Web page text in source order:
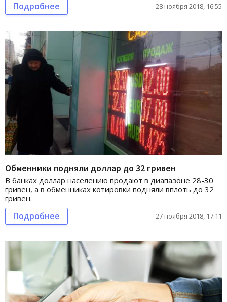
Подробнее 28 ноября 2018, 16:55
Обменники подняли доллар до 32 гривен
В банках доллар населению продают в диапазоне 28-30
гривен, а в обменниках котировки подняли вплоть до 32
гривен.
Подробнее 27 ноября 2018, 17:11